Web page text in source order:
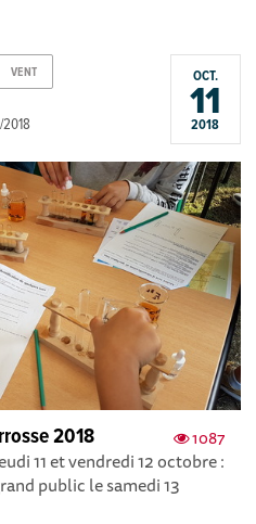
VENT OCT.
11
2018
1087
2018
11 et vendredi 12 octobre :
public le samedi 13